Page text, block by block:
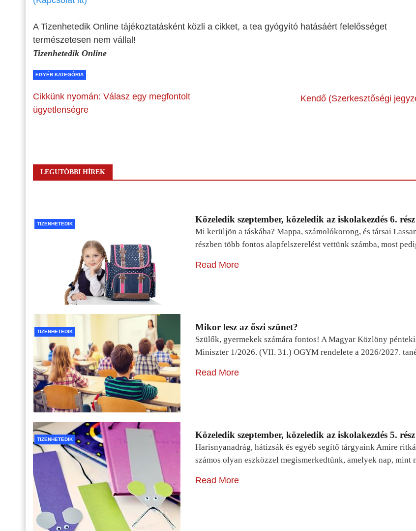
A Tizenhetedik Online tájékoztatásként közli a cikket, a tea gyógyító hatásáért felelősséget
természetesen nem vállal!
Tizenhetedik Online
EGYÉB KATEGÓRIA
Cikkünk nyomán: Válasz egy megfontolt
ügyetlenségre
Kendő (Szerkesztőségi
LEGUTÓBBI HÍREK
TIZENHETEDIK Közeledik szeptember, közeledik az iskolakezdés 6. rész
Mi kerüljön a táskába? Mappa, számolókorong, és társai
részben több fontos alapfelszerelést vettünk számba, most
Read More
TIZENHETEDIK Mikor lesz az őszi szünet?
Szülők, gyermekek számára fontos! A Magyar Közlöny
Miniszter 1/2026. (VII. 31.) OGYM rendelete a 2026/2027.
Read More
TIZENHETEDIK Közeledik szeptember, közeledik az iskolakezdés 5. rész
Harisnyanadrág, hátizsák és egyéb segítő tárgyaink Amire
számos olyan eszközzel megismerkedtünk, amelyek nap,
Read More